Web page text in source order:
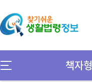
책자형